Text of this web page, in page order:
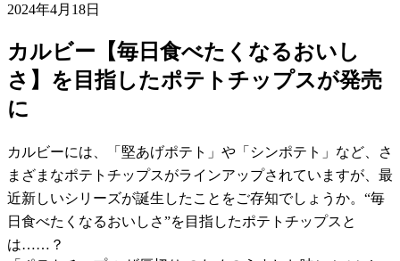
2024年4月18日
カルビー【毎日食べたくなるおいし
さ】を目指したポテトチップスが発売
に
カルビーには、「堅あげポテト」や「シンポテト」など、さ
まざまなポテトチップスがラインアップされていますが、最
近新しいシリーズが誕生したことをご存知でしょうか。“毎
日食べたくなるおいしさ”を目指したポテトチップスと
は……？